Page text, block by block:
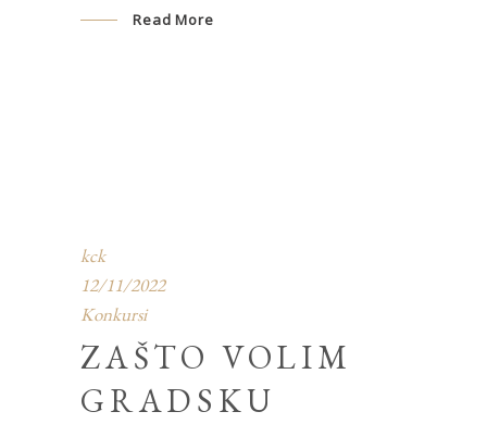
Read More
kck
12/11/2022
Konkursi
ZAŠTO VOLIM
GRADSKU